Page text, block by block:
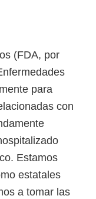
(FDA, por
para
con
Estamos
estatales
a tomar las